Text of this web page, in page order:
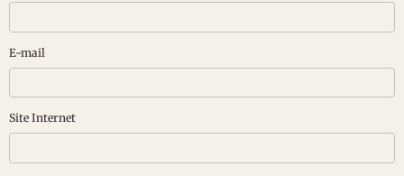
E-mail
Site Internet